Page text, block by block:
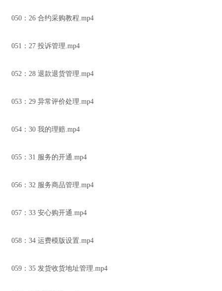
050：26 合约采购教程.mp4
051：27 投诉管理.mp4
052：28 退款退货管理.mp4
053：29 异常评价处理.mp4
054：30 我的理赔.mp4
055：31 服务的开通.mp4
056：32 服务商品管理.mp4
057：33 安心购开通.mp4
058：34 运费模版设置.mp4
059：35 发货收货地址管理.mp4